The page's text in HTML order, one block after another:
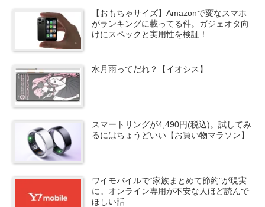
【おもちゃサイズ】Amazonで変なスマホ
がランキングに載ってる件。ガジェオタ向
けにスペックと実用性を検証！
水月雨ってだれ？【イオシス】
スマートリングが4,490円(税込)。試してみ
るにはちょうどいい【お買い物マラソン】
ワイモバイルで“家族まとめて節約”が現実
に。オンライン専用が不安な人ほど読んで
ほしい話